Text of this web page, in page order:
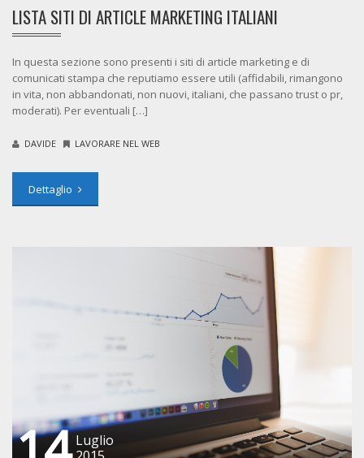
LISTA SITI DI ARTICLE MARKETING ITALIANI
In questa sezione sono presenti i siti di article marketing e di
comunicati stampa che reputiamo essere utili (affidabili, rimangono
in vita, non abbandonati, non nuovi, italiani, che passano trust o pr,
moderati). Per eventuali […]
DAVIDE LAVORARE NEL WEB
Dettaglio
Luglio